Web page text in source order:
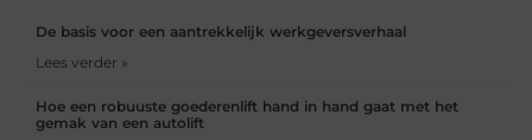
De basis voor een aantrekkelijk werkgeversverhaal
Lees verder »
Hoe een robuuste goederenlift hand in hand gaat met het
gemak van een autolift